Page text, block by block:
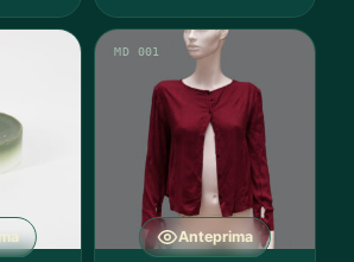
Anteprima
MD 001